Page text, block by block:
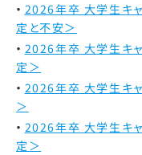
2026年卒 大学生キ
定と不安＞
2026年卒 大学生キ
定＞
2026年卒 大学生キ
＞
2026年卒 大学生キ
定＞